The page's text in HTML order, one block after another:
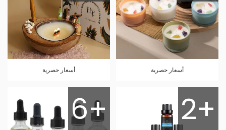
أسعار حصرية أسعار حصرية
2+
6+